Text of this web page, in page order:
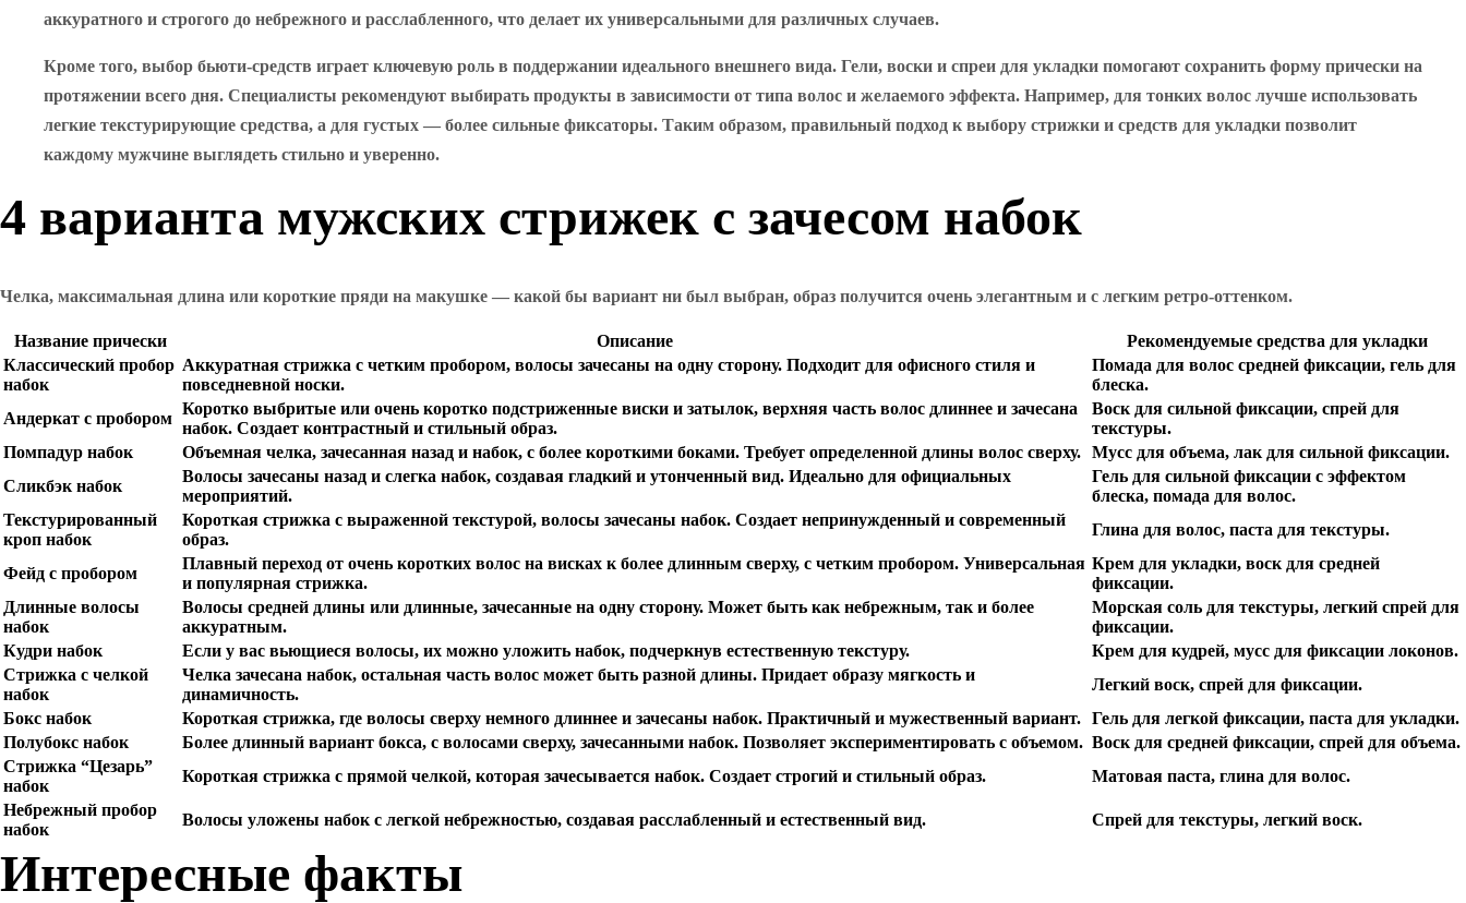
аккуратного и строгого до небрежного и расслабленного, что делает их универсальными для различных случаев.
Кроме того, выбор бьюти-средств играет ключевую роль в поддержании идеального внешнего вида. Гели, воски и спреи для укладки помогают сохранить форму прически на
протяжении всего дня. Специалисты рекомендуют выбирать продукты в зависимости от типа волос и желаемого эффекта. Например, для тонких волос лучше использовать
легкие текстурирующие средства, а для густых — более сильные фиксаторы. Таким образом, правильный подход к выбору стрижки и средств для укладки позволит
каждому мужчине выглядеть стильно и уверенно.
4 варианта мужских стрижек с зачесом набок
Челка, максимальная длина или короткие пряди на макушке — какой бы вариант ни был выбран, образ получится очень элегантным и с легким ретро-оттенком.
Название прически Описание
Рекомендуемые средства для укладки
Классический пробор
набок
Аккуратная стрижка с четким пробором, волосы зачесаны на одну сторону. Подходит для офисного стиля и
повседневной носки.
Помада для волос средней фиксации, гель для
блеска.
Андеркат с пробором
Коротко выбритые или очень коротко подстриженные виски и затылок, верхняя часть волос длиннее и зачесана
набок. Создает контрастный и стильный образ.
Воск для сильной фиксации, спрей для
текстуры.
Помпадур набок
Объемная челка, зачесанная назад и набок, с более короткими боками. Требует определенной длины волос сверху. Мусс для объема, лак для сильной фиксации.
Сликбэк набок
Волосы зачесаны назад и слегка набок, создавая гладкий и утонченный вид. Идеально для официальных
мероприятий.
Гель для сильной фиксации с эффектом
блеска, помада для волос.
Текстурированный
кроп набок
Короткая стрижка с выраженной текстурой, волосы зачесаны набок. Создает непринужденный и современный
образ.
Глина для волос, паста для текстуры.
Фейд с пробором
Плавный переход от очень коротких волос на висках к более длинным сверху, с четким пробором. Универсальная
и популярная стрижка.
Крем для укладки, воск для средней
фиксации.
Длинные волосы
набок
Волосы средней длины или длинные, зачесанные на одну сторону. Может быть как небрежным, так и более
аккуратным.
Морская соль для текстуры, легкий спрей для
фиксации.
Кудри набок
Если у вас вьющиеся волосы, их можно уложить набок, подчеркнув естественную текстуру.
Крем для кудрей, мусс для фиксации локонов.
Стрижка с челкой
набок
Челка зачесана набок, остальная часть волос может быть разной длины. Придает образу мягкость и
динамичность.
Легкий воск, спрей для фиксации.
Бокс набок
Короткая стрижка, где волосы сверху немного длиннее и зачесаны набок. Практичный и мужественный вариант. Гель для легкой фиксации, паста для укладки.
Полубокс набок
Более длинный вариант бокса, с волосами сверху, зачесанными набок. Позволяет экспериментировать с объемом. Воск для средней фиксации, спрей для объема.
Стрижка “Цезарь”
набок
Короткая стрижка с прямой челкой, которая зачесывается набок. Создает строгий и стильный образ.
Матовая паста, глина для волос.
Небрежный пробор
набок
Волосы уложены набок с легкой небрежностью, создавая расслабленный и естественный вид. Спрей для текстуры, легкий воск.
Интересные факты